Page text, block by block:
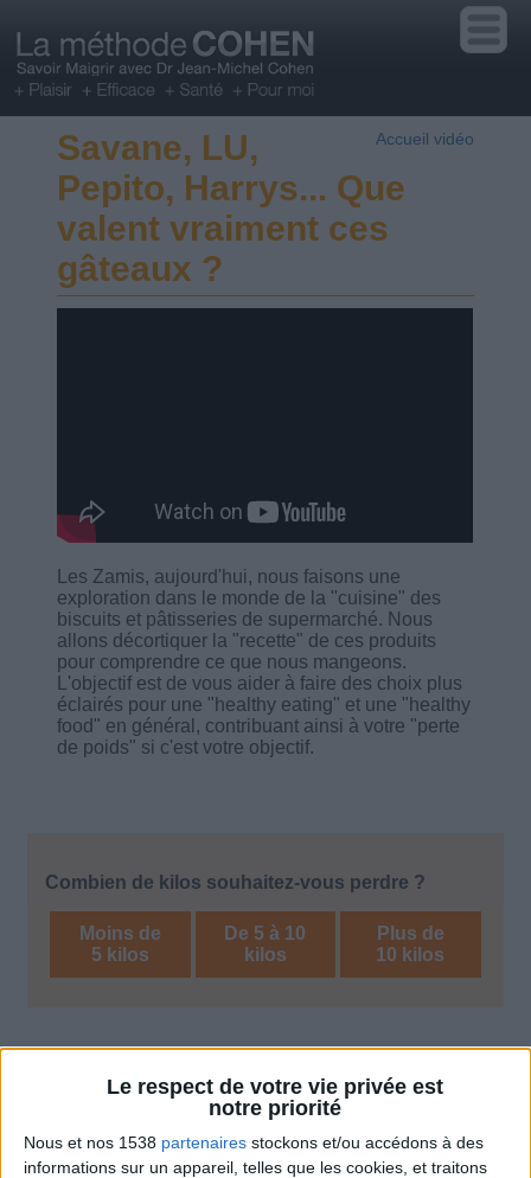
Le respect de votre vie privée est
notre priorité
Nous et nos 1538 partenaires stockons et/ou accédons à des
informations sur un appareil, telles que les cookies, et traitons
Accueil vidéo
Savane, LU,
Pepito, Harrys... Que
valent vraiment ces
gâteaux ?
Les Zamis, aujourd'hui, nous faisons une
exploration dans le monde de la "cuisine" des
biscuits et pâtisseries de supermarché. Nous
allons décortiquer la "recette" de ces produits
pour comprendre ce que nous mangeons.
L'objectif est de vous aider à faire des choix plus
éclairés pour une "healthy eating" et une "healthy
food" en général, contribuant ainsi à votre "perte
de poids" si c'est votre objectif.
Combien de kilos souhaitez-vous perdre ?
Moins de
5 kilos
De 5 à 10
kilos
Plus de
10 kilos
Décryptage des aliments
Les aliments n'auront plus aucun secret pour
vous. Jean-Michel vous aide à décrypter les
étiquettes des produits, pour mieux les choisir
et mieux manger.